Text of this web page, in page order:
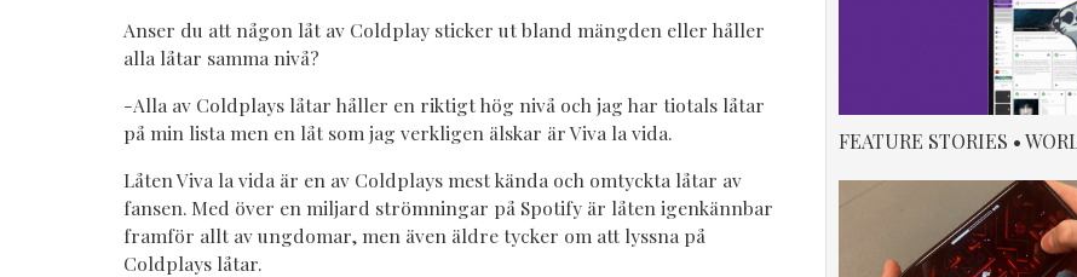
Anser du att någon låt av Coldplay sticker ut bland mängden eller håller
alla låtar samma nivå?
-Alla av Coldplays låtar håller en riktigt hög nivå och jag har tiotals låtar
på min lista men en låt som jag verkligen älskar är Viva la vida.
Låten Viva la vida är en av Coldplays mest kända och omtyckta låtar av
fansen. Med över en miljard strömningar på Spotify är låten igenkännbar
framför allt av ungdomar, men även äldre tycker om att lyssna på
Coldplays låtar.
FEATURE STORIES •